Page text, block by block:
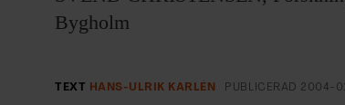
Bygholm
TEXT HANS-ULRIK KARLÉN PUBLICERAD 2004-